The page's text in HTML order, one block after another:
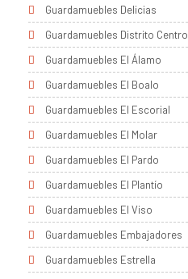
Guardamuebles Delicias
Guardamuebles Distrito Centro
Guardamuebles El Álamo
Guardamuebles El Boalo
Guardamuebles El Escorial
Guardamuebles El Molar
Guardamuebles El Pardo
Guardamuebles El Plantío
Guardamuebles El Viso
Guardamuebles Embajadores
Guardamuebles Estrella